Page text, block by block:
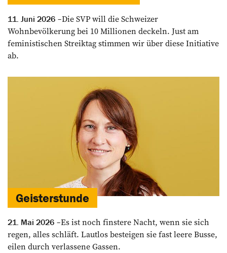
11. Juni 2026
Die SVP will die Schweizer
Wohnbevölkerung bei 10 Millionen deckeln. Just am
feministischen Streiktag stimmen wir über diese Initiative
ab.
Geisterstunde
21. Mai 2026
Es ist noch finstere Nacht, wenn sie sich
regen, alles schläft. Lautlos besteigen sie fast leere Busse,
eilen durch verlassene Gassen.